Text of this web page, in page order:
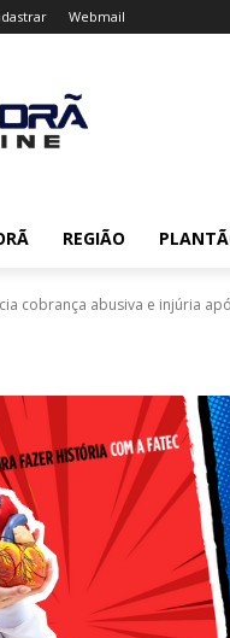
Webmail
REGIÃO
cobrança abusiva e injúria